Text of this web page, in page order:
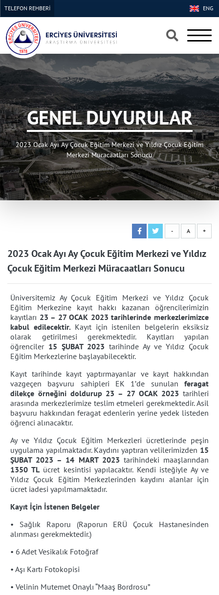
×
×
ENG
TELEFON REHBERİ
GENEL DUYURULAR
2023 Ocak Ayı Ay Çocuk Eğitim Merkezi ve Yıldız Çocuk Eğitim
Merkezi Müracaatları Sonucu
- A +
2023 Ocak Ayı Ay Çocuk Eğitim Merkezi ve Yıldız
Çocuk Eğitim Merkezi Müracaatları Sonucu
Üniversitemiz Ay Çocuk Eğitim Merkezi ve Yıldız Çocuk
Eğitim Merkezine kayıt hakkı kazanan öğrencilerimizin
kayıtları 23 – 27 OCAK 2023 tarihlerinde merkezlerimizce
kabul edilecektir. Kayıt için istenilen belgelerin eksiksiz
olarak getirilmesi gerekmektedir. Kayıtları yapılan
öğrenciler 15 ŞUBAT 2023 tarihinde Ay ve Yıldız Çocuk
Eğitim Merkezlerine başlayabilecektir.
Kayıt tarihinde kayıt yaptırmayanlar ve kayıt hakkından
vazgeçen başvuru sahipleri EK 1’de sunulan feragat
dilekçe örneğini doldurup 23 – 27 OCAK 2023 tarihleri
arasında merkezlerimize teslim etmeleri gerekmektedir. Asil
başvuru hakkından feragat edenlerin yerine yedek listeden
öğrenci alınacaktır.
Ay ve Yıldız Çocuk Eğitim Merkezleri ücretlerinde peşin
uygulama yapılmaktadır. Kaydını yaptıran velilerimizden 15
ŞUBAT 2023 – 14 MART 2023 tarihindeki maaşlarından
1350 TLücret kesintisi yapılacaktır. Kendi isteğiyle Ay ve
Yıldız Çocuk Eğitim Merkezlerinden kaydını alanlar için
ücret iadesi yapılmamaktadır.
Kayıt İçin İstenen Belgeler
• Sağlık Raporu (Raporun ERÜ Çocuk Hastanesinden
alınması gerekmektedir.)
• 6 Adet Vesikalık Fotoğraf
• Aşı Kartı Fotokopisi
• Velinin Mutemet Onaylı “Maaş Bordrosu”